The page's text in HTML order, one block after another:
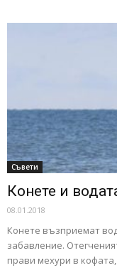
Съвети
Конете и
08.01.2018
Конете възприемат
забавление.
прави мехури в